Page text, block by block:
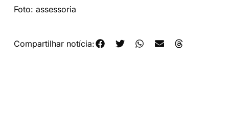
Foto: assessoria
Compartilhar notícia: